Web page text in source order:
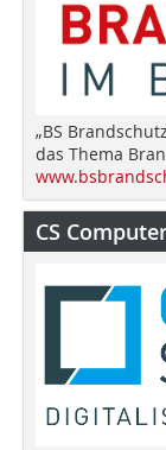
„BS
das Thema
CS